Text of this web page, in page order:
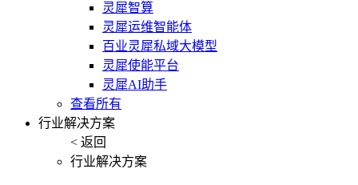
灵犀智算
灵犀运维智能体
百业灵犀私域大模型
灵犀使能平台
灵犀AI助手
查看所有
行业解决方案
< 返回
行业解决方案